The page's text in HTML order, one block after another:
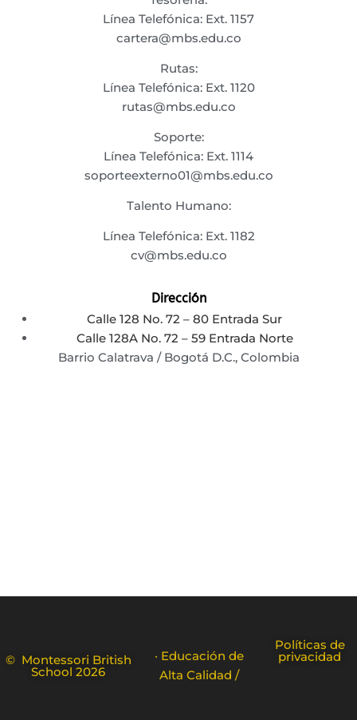
Línea Telefónica: Ext. 1157
cartera@mbs.edu.co
Rutas:
Línea Telefónica: Ext. 1120
rutas@mbs.edu.co
Soporte:
Línea Telefónica: Ext. 1114
soporteexterno01@mbs.edu.co
Talento Humano:
Línea Telefónica: Ext. 1182
cv@mbs.edu.co
Dirección
Calle 128 No. 72 – 80 Entrada Sur
Calle 128A No. 72 – 59 Entrada Norte
Barrio Calatrava / Bogotá D.C., Colombia
© Montessori British
School 2026
· Educación de
Alta Calidad /
Políticas de
privacidad